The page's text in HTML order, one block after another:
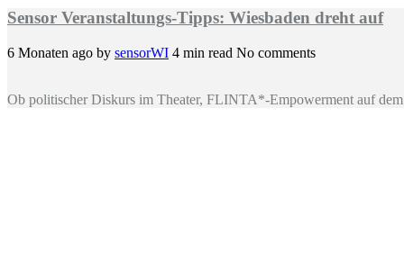
Sensor Veranstaltungs-Tipps: Wiesbaden dreht auf
6 Monaten ago by sensorWI 4 min read No comments
Ob politischer Diskurs im Theater, FLINTA*-Empowerment auf